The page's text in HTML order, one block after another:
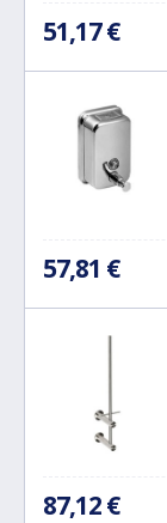
51,17 €
57,81 €
87,12 €